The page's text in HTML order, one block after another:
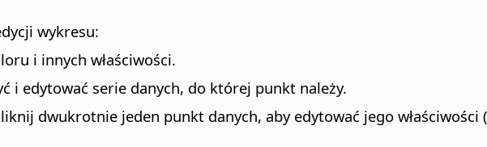
wykresu:
i innych właściwości.
i edytować serie danych, do której punkt należy.
dwukrotnie jeden punkt danych, aby edytować jego właściwości